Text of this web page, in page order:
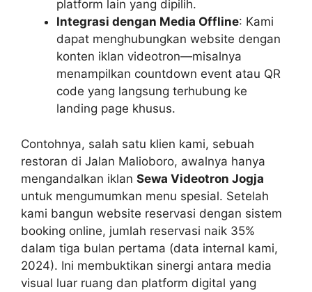
platform lain yang dipilih.
Integrasi dengan Media Offline: Kami
dapat menghubungkan website dengan
konten iklan videotron—misalnya
menampilkan countdown event atau QR
code yang langsung terhubung ke
landing page khusus.
Contohnya, salah satu klien kami, sebuah
restoran di Jalan Malioboro, awalnya hanya
mengandalkan iklan Sewa Videotron Jogja
untuk mengumumkan menu spesial. Setelah
kami bangun website reservasi dengan sistem
booking online, jumlah reservasi naik 35%
dalam tiga bulan pertama (data internal kami,
2024). Ini membuktikan sinergi antara media
visual luar ruang dan platform digital yang